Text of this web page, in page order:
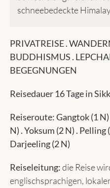
schneebedeckte
PRIVATREISE .
BUDDHISMUS .
BEGEGNUNGEN
Reisedauer 16 Tage in
Reiseroute: Gangtok (1
N) . Yoksum (2 N) . Pelling
Darjeeling (2 N)
Reiseleitung:die Reise
englischsprachigen,